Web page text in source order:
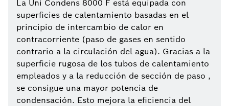
La Uni Condens 8000 F está equipada con
superficies de calentamiento basadas en el
principio de intercambio de calor en
contracorriente (paso de gases en sentido
contrario a la circulación del agua). Gracias a la
superficie rugosa de los tubos de calentamiento
empleados y a la reducción de sección de paso ,
se consigue una mayor potencia de
condensación. Esto mejora la eficiencia del